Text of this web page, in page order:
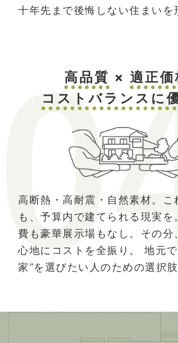
十年先まで後悔しない住まいを
高品質 × 適正価
コストバランスに
高断熱・高耐震・自然素材。こ
も、予算内で建てられる現実を
費も豪華展示場もなし。その分
心地にコストを全振り。 地元
家”を選びたい人のための選択肢